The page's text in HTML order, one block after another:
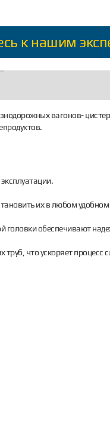
к нашим
вагонов-
их в любом
головки обеспечивают
что ускоряет процесс